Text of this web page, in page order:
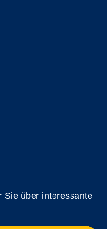
Sie über interessante